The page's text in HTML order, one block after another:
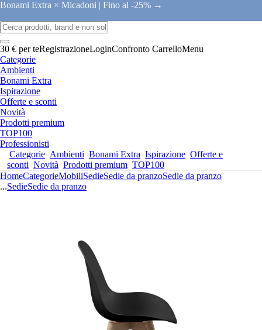
Bonami Extra × Micadoni | Fino al -25% →
30 € per teRegistrazioneLoginConfronto CarrelloMenu
Categorie
Ambienti
Bonami Extra
Ispirazione
Offerte e sconti
Novità
Prodotti premium
TOP100
Professionisti
Categorie Ambienti Bonami Extra Ispirazione Offerte e
sconti Novità Prodotti premium TOP100
HomeCategorieMobiliSedieSedie da pranzoSedie da pranzo
...SedieSedie da pranzo